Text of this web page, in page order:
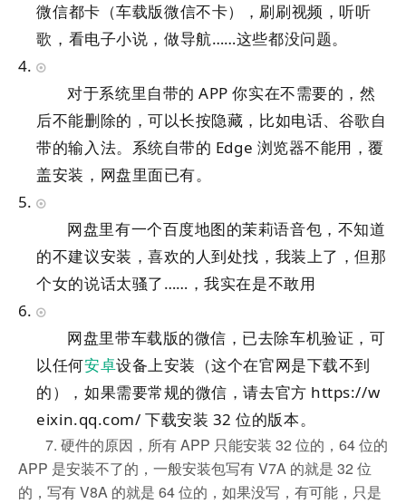
微信都卡（车载版微信不卡），刷刷视频，听听
歌，看电子小说，做导航……这些都没问题。
对于系统里自带的 APP 你实在不需要的，然
后不能删除的，可以长按隐藏，比如电话、谷歌自
带的输入法。系统自带的 Edge 浏览器不能用，覆
盖安装， 网盘里面已有。
网盘里有一个百度地图的茉莉语音包，不知道
的不建议安装，喜欢的人到处找，我装上了，但那
个女的说话太骚了……，我实在是不敢用
网盘里带车载版的微信，已去除车机验证，可
以任何安卓设备上安装（这个在官网是下载不到
的），如果需要常规的微信，请去官方 https://w
eixin.qq.com/ 下载安装 32 位的版本。
7. 硬件的原因，所有 APP 只能安装 32 位的，64 位的
APP 是安装不了的，一般安装包写有 V7A 的就是 32 位
的，写有 V8A 的就是 64 位的，如果没写，有可能，只是